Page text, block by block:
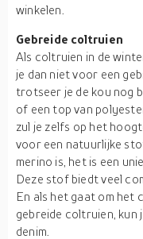
winkelen.
Gebreide coltruien
Als coltruien in de
je dan niet voor een
trotseer je de kou nog
of een top van
zul je zelfs op het
voor een natuurlijke
merino is, het is een
Deze stof biedt veel
En als het gaat om het
gebreide coltruien, kun
denim.